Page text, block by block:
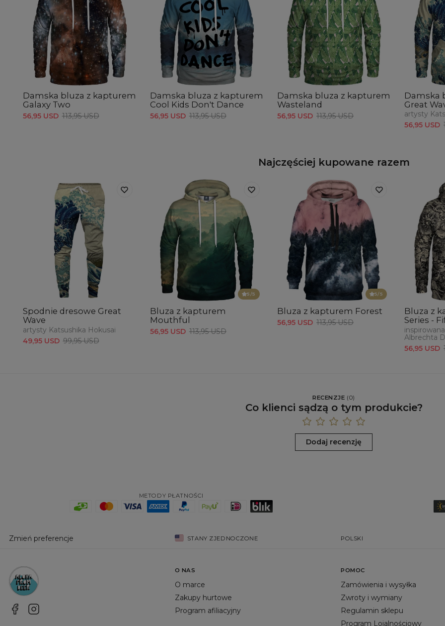
Damska bluza z kapturem
Galaxy Two
56,95 USD 113,95 USD
Damska bluza z kapturem
Cool Kids Don't Dance
56,95 USD 113,95 USD
Damska bluza z kapturem
Wasteland
56,95 USD 113,95 USD
Damska
Great
artysty
56,95 USD
Najczęściej kupowane razem
Spodnie dresowe Great
Wave
artysty Katsushika Hokusai
49,95 USD 99,95 USD
5/5
Bluza z kapturem
Mouthful
56,95 USD 113,95 USD
5/5
Bluza z kapturem Forest
56,95 USD 113,95 USD
Bluza z
Series -
Albrechta
56,95 USD
RECENZJE (0)
Co klienci sądzą o tym produkcie?
Dodaj recenzję
METODY PŁATNOŚCI
Zmień preferencje STANY ZJEDNOCZONE POLSKI
O NAS
O marce
Zakupy hurtowe
Program afiliacyjny
POMOC
Zamówienia i wysyłka
Zwroty i wymiany
Regulamin sklepu
Program Lojalnościowy